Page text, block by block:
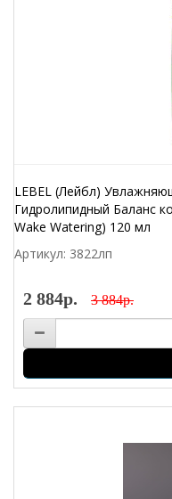
LEBEL (Лейбл)
Гидролипидный Баланс
Wake Watering) 120 мл
Артикул: 3822лп
2 884р. 3 884р.